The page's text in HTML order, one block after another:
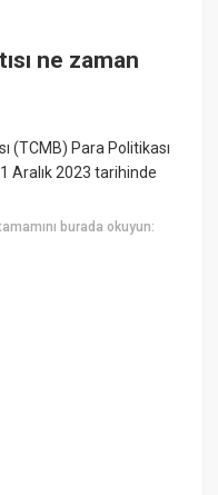
ne zaman
(TCMB) Para Politikası
Aralık 2023 tarihinde
burada okuyun: